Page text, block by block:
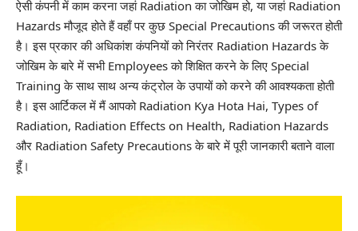
ऐसी कंपनी में काम करना जहां Radiation का जोखिम हो, या जहां Radiation
Hazards मौजूद होते हैं वहाँ पर कुछ Special Precautions की जरूरत होती
है। इस प्रकार की अधिकांश कंपनियों को निरंतर Radiation Hazards के
जोखिम के बारे में सभी Employees को शिक्षित करने के लिए Special
Training के साथ साथ अन्य कंट्रोल के उपायों को करने की आवश्यकता होती
है। इस आर्टिकल में मैं आपको Radiation Kya Hota Hai, Types of
Radiation, Radiation Effects on Health, Radiation Hazards
और Radiation Safety Precautions के बारे में पूरी जानकारी बताने वाला
हूँ।